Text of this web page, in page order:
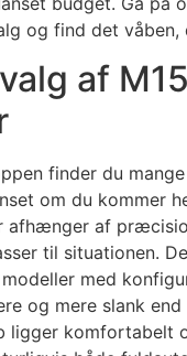
og find det våben,
af
finder du
om du kommer
afhænger af
til situationen.
med
og mere slank end
ligger komfortabelt